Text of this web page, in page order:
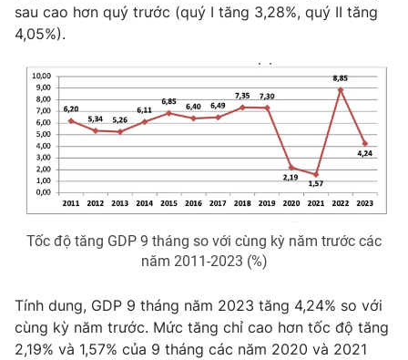
Góc doanh nghiệp
Truyền hình
Hậu trường
Nhân vật
Khán giả
Giải sao mai
Giải trí
Điện ảnh
Âm nhạc
Sao
Đời sống
Du lịch
Làm đẹp
Chất lượng cuộc sống
Giáo dục
Tuyển sinh
Học trực tuyến
Công nghệ
Hitech Công nghệ tương lai
Sản phẩm
Thị trường
Lịch phát sóng
sau cao hơn quý trước (quý I tăng 3,28%, quý II tăng
4,05%).
Tốc độ tăng GDP 9 tháng so với cùng kỳ năm trước các
năm 2011-2023 (%)
Tính dung, GDP 9 tháng năm 2023 tăng 4,24% so với
cùng kỳ năm trước. Mức tăng chỉ cao hơn tốc độ tăng
2,19% và 1,57% của 9 tháng các năm 2020 và 2021